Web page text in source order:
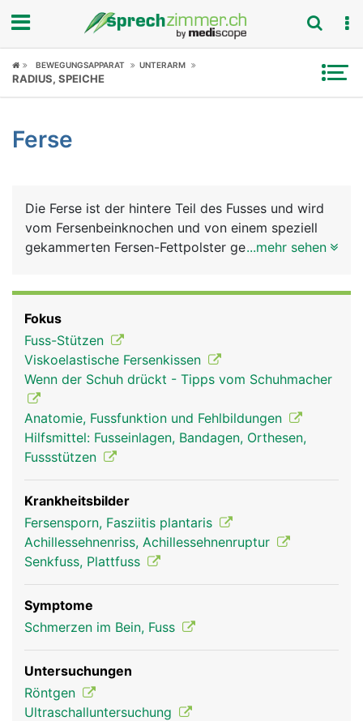
Fokus
Symptome
News
Rubriken
BEWEGUNGSAPPARAT UNTERARM
RADIUS, SPEICHE
Ferse
Die Ferse ist der hintere Teil des Fusses und wird
vom Fersenbeinknochen und von einem speziell
gekammerten Fersen-Fettpolster gebildet, der als
Fersenbeins setzt die Achillessehne an. Sie ist die
kräftigste Sehen im Körper und für die Beugung im
oberen Sprunggelenk verantwortlich. Dadurch
wird der Vorfuss (Zehenbereich) nach unten
gezogen und das Abstossen des Fusses vom
Boden beim Gehen und Laufen ermöglicht.
...mehr sehen
Fokus
Fuss-Stützen
Viskoelastische Fersenkissen
Wenn der Schuh drückt - Tipps vom Schuhmacher
Anatomie, Fussfunktion und Fehlbildungen
Hilfsmittel: Fusseinlagen, Bandagen, Orthesen,
Fussstützen
Krankheitsbilder
Fersensporn, Fasziitis plantaris
Achillessehnenriss, Achillessehnenruptur
Senkfuss, Plattfuss
Symptome
Schmerzen im Bein, Fuss
Untersuchungen
Röntgen
Ultraschalluntersuchung